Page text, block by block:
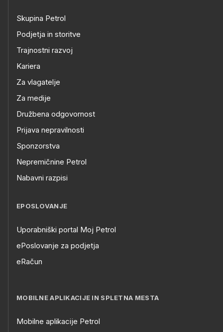
Skupina Petrol
Podjetja in storitve
Trajnostni razvoj
Kariera
Za vlagatelje
Za medije
Družbena odgovornost
Prijava nepravilnosti
Sponzorstva
Nepremičnine Petrol
Nabavni razpisi
EPOSLOVANJE
Uporabniški portal Moj Petrol
ePoslovanje za podjetja
eRačun
MOBILNE APLIKACIJE IN SPLETNA MESTA
Mobilne aplikacije Petrol